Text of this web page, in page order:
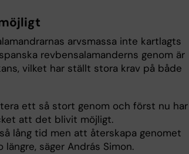
arvsmassa inte kartlagts
revbensalamanderns genom är
vilket har ställt stora krav på både
ett så stort genom och först nu har
att det blivit möjligt.
lång tid men att återskapa genomet
säger András Simon.